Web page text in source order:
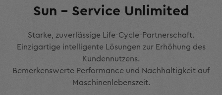
Sun – Service Unlimited
Starke, zuverlässige Life-Cycle-Partnerschaft.
Einzigartige intelligente Lösungen zur Erhöhung des
Kundennutzens.
Bemerkenswerte Performance und Nachhaltigkeit auf
Maschinenlebenszeit.